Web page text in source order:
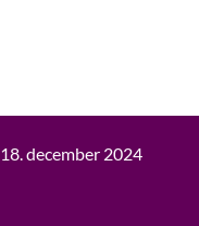
18. december 2024